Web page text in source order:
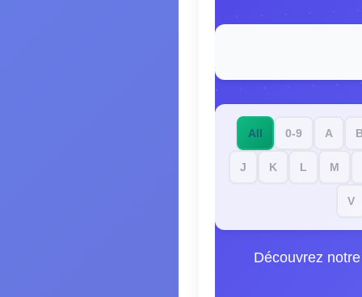
All 0-9 A
J K L M
V
Découvrez